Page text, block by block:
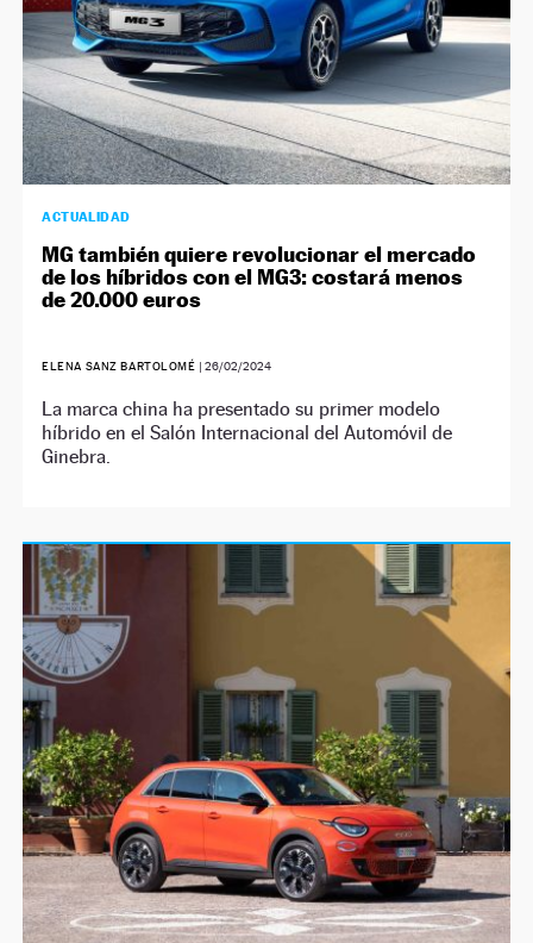
ACTUALIDAD
MG también quiere revolucionar el mercado
de los híbridos con el MG3: costará menos
de 20.000 euros
ELENA SANZ BARTOLOMÉ | 26/02/2024
La marca china ha presentado su primer modelo
híbrido en el Salón Internacional del Automóvil de
Ginebra.